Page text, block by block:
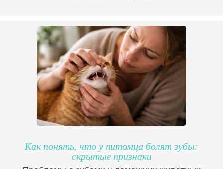
Как понять, что у питомца болят зубы:
скрытые признаки